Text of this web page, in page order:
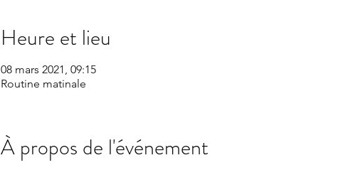
Heure et lieu
08 mars 2021, 09:15
Routine matinale
À propos de l'événement